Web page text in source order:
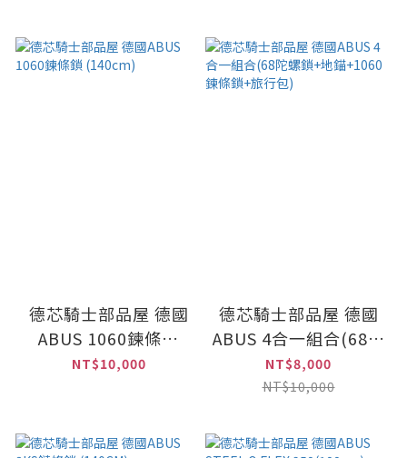
德芯騎士部品屋 德國
ABUS 1060鍊條鎖
(140cm)
NT$10,000
德芯騎士部品屋 德國
ABUS 4合一組合(68陀
螺鎖+地錨+1060鍊條
鎖+旅行包)
NT$8,000
NT$10,000